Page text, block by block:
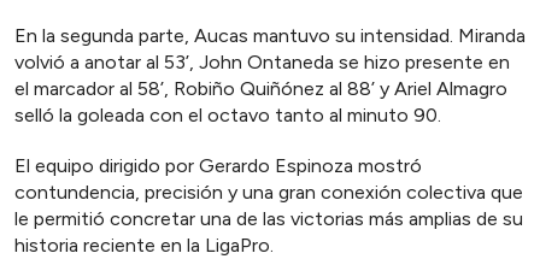
En la segunda parte, Aucas mantuvo su intensidad. Miranda
volvió a anotar al 53’, John Ontaneda se hizo presente en
el marcador al 58’, Robiño Quiñónez al 88’ y Ariel Almagro
selló la goleada con el octavo tanto al minuto 90.
El equipo dirigido por Gerardo Espinoza mostró
contundencia, precisión y una gran conexión colectiva que
le permitió concretar una de las victorias más amplias de su
historia reciente en la LigaPro.